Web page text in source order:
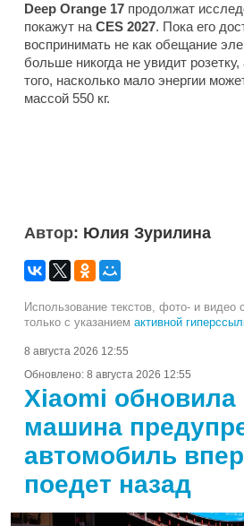
Deep Orange 17 продолжат
покажут на CES 2027. Пока его
воспринимать не как обещание
больше никогда не увидит
того, насколько мало энергии
массой 550 кг.
Автор: Юлия Зурилина
Использование текстов, фото- и видео
только с указанием активной
8 августа 2026 12:55
Обновлено: 8 августа 2026 12:55
Xiaomi обновила
машина
автомобиль
поедет назад